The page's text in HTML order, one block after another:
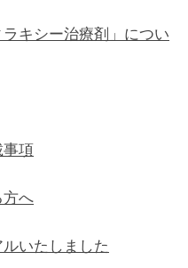
キシー治療剤」につい
項
方へ
いたしました